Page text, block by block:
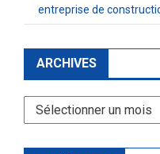
entreprise de
ARCHIVES
Archives